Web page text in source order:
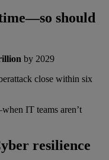
should
by 2029
close within six
IT teams aren’t
resilience